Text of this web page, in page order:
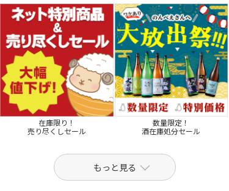
在庫限り！
売り尽くしセール
数量限定！
酒在庫処分セール
もっと見る